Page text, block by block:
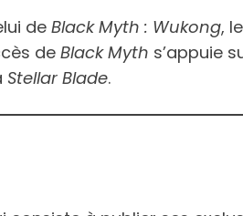
de Black Myth : Wukong,
de Black Myth s’appuie
Stellar Blade.